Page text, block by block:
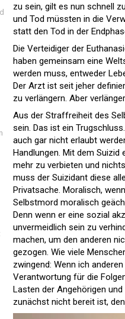
zu sein, gilt es nun schnell
und Tod müssten in die
statt den Tod in der
Die Verteidiger der
haben gemeinsam eine
werden muss, entweder
Der Arzt ist seit jeher
zu verlängern. Aber
Aus der Straffreiheit des
sein. Das ist ein
auch gar nicht erlaubt
Handlungen. Mit dem
mehr zu verbieten und
muss der Suizidant diese
Privatsache. Moralisch,
Selbstmord moralisch
Denn wenn er eine sozial
unvermeidlich sein zu
machen, um den anderen
gezogen. Wie viele
zwingend: Wenn ich
Verantwortung für die
Lasten der Angehörigen
zunächst nicht bereit ist,